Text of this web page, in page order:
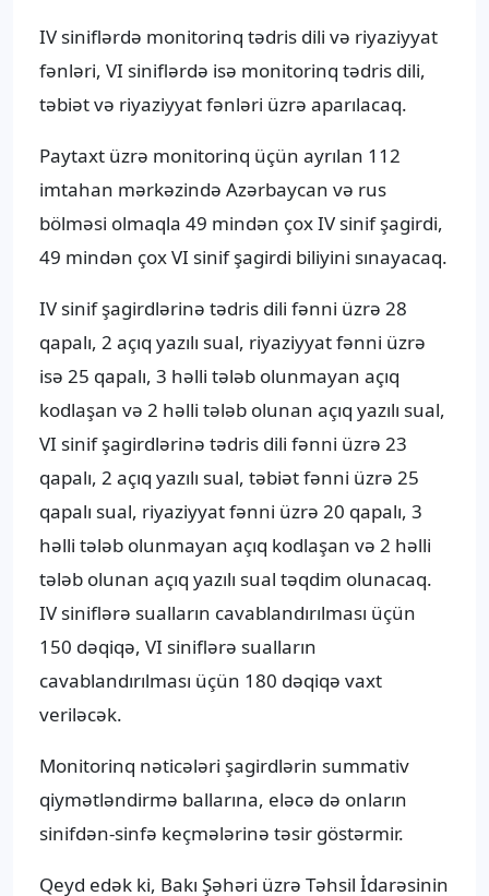
IV siniflərdə monitorinq tədris dili və riyaziyyat
fənləri, VI siniflərdə isə monitorinq tədris dili,
təbiət və riyaziyyat fənləri üzrə aparılacaq.
Paytaxt üzrə monitorinq üçün ayrılan 112
imtahan mərkəzində Azərbaycan və rus
bölməsi olmaqla 49 mindən çox IV sinif şagirdi,
49 mindən çox VI sinif şagirdi biliyini sınayacaq.
IV sinif şagirdlərinə tədris dili fənni üzrə 28
qapalı, 2 açıq yazılı sual, riyaziyyat fənni üzrə
isə 25 qapalı, 3 həlli tələb olunmayan açıq
kodlaşan və 2 həlli tələb olunan açıq yazılı sual,
VI sinif şagirdlərinə tədris dili fənni üzrə 23
qapalı, 2 açıq yazılı sual, təbiət fənni üzrə 25
qapalı sual, riyaziyyat fənni üzrə 20 qapalı, 3
həlli tələb olunmayan açıq kodlaşan və 2 həlli
tələb olunan açıq yazılı sual təqdim olunacaq.
IV siniflərə sualların cavablandırılması üçün
150 dəqiqə, VI siniflərə sualların
cavablandırılması üçün 180 dəqiqə vaxt
veriləcək.
Monitorinq nəticələri şagirdlərin summativ
qiymətləndirmə ballarına, eləcə də onların
sinifdən-sinfə keçmələrinə təsir göstərmir.
Qeyd edək ki, Bakı Şəhəri üzrə Təhsil İdarəsinin